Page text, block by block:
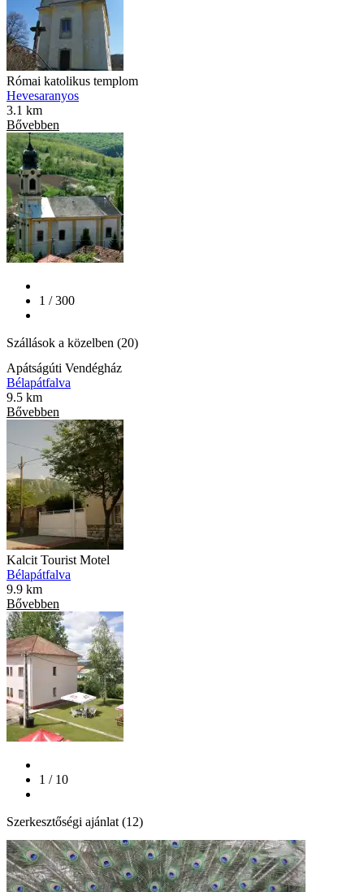
Római katolikus templom
Hevesaranyos
3.1 km
Bővebben
1 / 300
Szállások a közelben (20)
Apátságúti Vendégház
Bélapátfalva
9.5 km
Bővebben
Kalcit Tourist Motel
Bélapátfalva
9.9 km
Bővebben
1 / 10
Szerkesztőségi ajánlat (12)